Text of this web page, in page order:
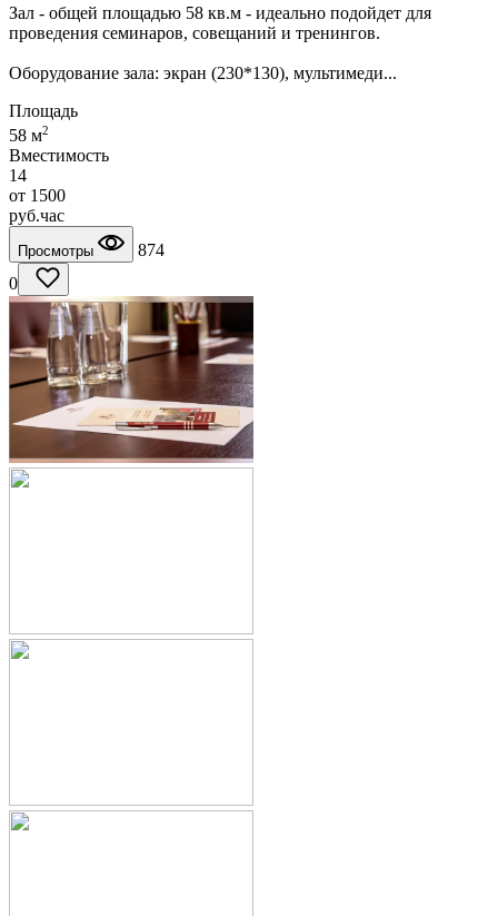
Зал - общей площадью 58 кв.м - идеально подойдет для
проведения семинаров, совещаний и тренингов.
Оборудование зала: экран (230*130), мультимеди...
Площадь
58 м2
Вместимость
14
от 1500
руб.час
Просмотры
874
0